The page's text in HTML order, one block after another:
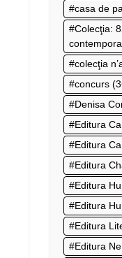
casa de
Colecţia:
colecţia
concurs
Denisa
Editura
Editura
Editura
Editura
Editura
Editura
Editura